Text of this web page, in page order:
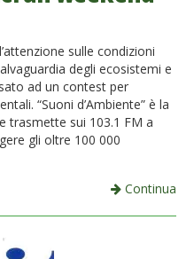
sulle condizioni
degli ecosistemi e
ad un contest per
“Suoni d’Ambiente” è la
trasmette sui 103.1 FM a
gli oltre 100 000
Continua